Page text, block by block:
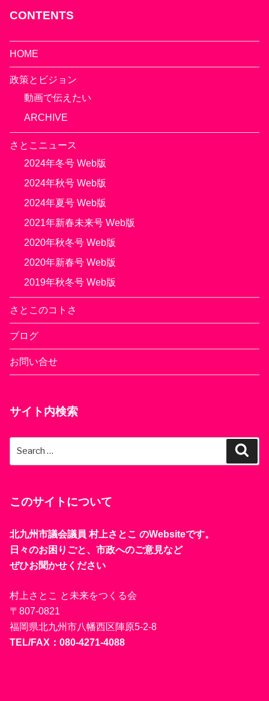
CONTENTS
HOME
政策とビジョン
動画で伝えたい
ARCHIVE
さとこニュース
2024年冬号 Web版
2024年秋号 Web版
2024年夏号 Web版
2021年新春未来号 Web版
2020年秋冬号 Web版
2020年新春号 Web版
2019年秋冬号 Web版
さとこのコトさ
ブログ
お問い合せ
サイト内検索
このサイトについて
北九州市議会議員 村上さとこ のWebsiteです。
日々のお困りごと、市政へのご意見など
ぜひお聞かせください
村上さとこ と未来をつくる会
〒807-0821
福岡県北九州市八幡西区陣原5-2-8
TEL/FAX：080-4271-4088